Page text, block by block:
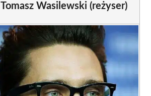
Tomasz Wasilewski (reżyser)